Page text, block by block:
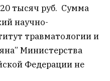
тысяч руб. Сумма
научно-
травматологии и
Министерства
Федерации не